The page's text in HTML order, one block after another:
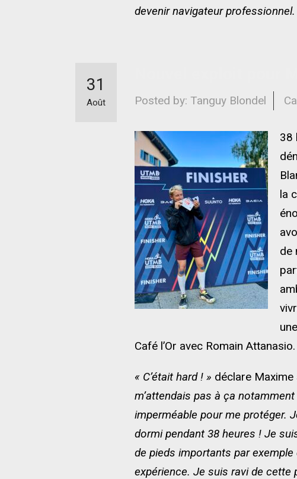
devenir navigateur professionnel.
Posted by: Tanguy Blondel
31
Août
38
la
de
Café l’Or avec Romain Attanasio.
« C’était hard ! » déclare Maxime
m’attendais pas à ça
imperméable pour me protéger.
dormi pendant 38 heures ! Je
de pieds importants par
expérience. Je suis ravi de cette